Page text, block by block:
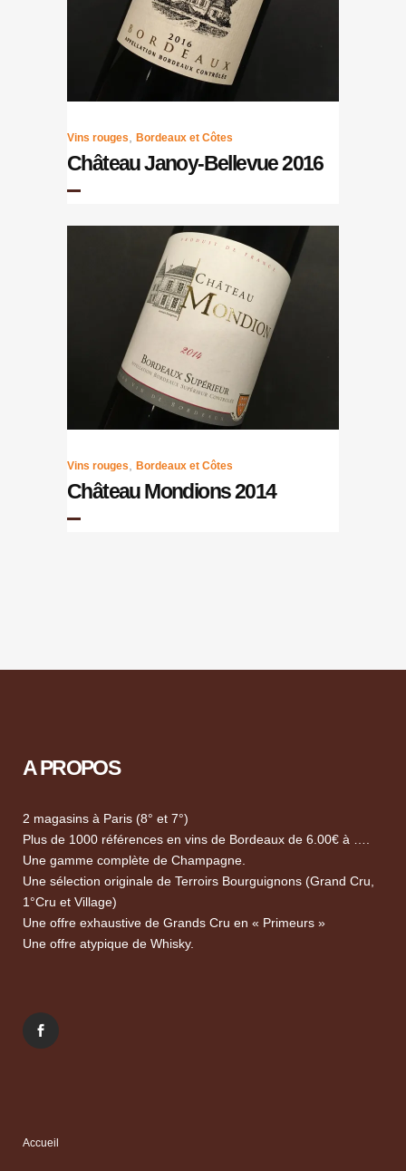
Vins rouges Bordeaux et Côtes
Château Janoy-Bellevue 2016
Vins rouges Bordeaux et Côtes
Château Mondions 2014
A PROPOS
2 magasins à Paris (8° et 7°)
Plus de 1000 références en vins de Bordeaux de 6.00€ à ….
Une gamme complète de Champagne.
Une sélection originale de Terroirs Bourguignons (Grand Cru,
1°Cru et Village)
Une offre exhaustive de Grands Cru en « Primeurs »
Une offre atypique de Whisky.
Accueil